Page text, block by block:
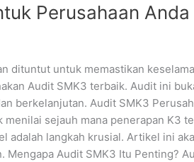
Perusahaan Anda
dituntut untuk memastikan
Audit SMK3 terbaik. Audit ini
berkelanjutan. Audit SMK3
sejauh mana penerapan K3
adalah langkah krusial. Artikel ini
Audit SMK3 Itu Penting?